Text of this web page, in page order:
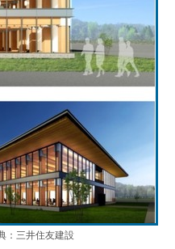
三井住友建設